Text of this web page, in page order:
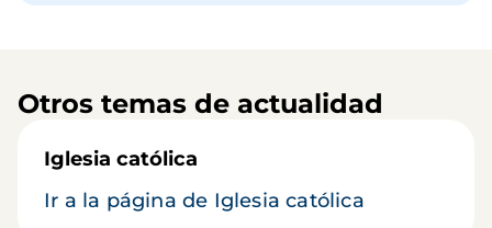
Otros temas de actualidad
Iglesia católica
Ir a la página de Iglesia católica